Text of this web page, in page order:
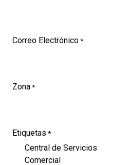
Correo Electrónico*
Zona*
Etiquetas *
Central de Servicios
Comercial